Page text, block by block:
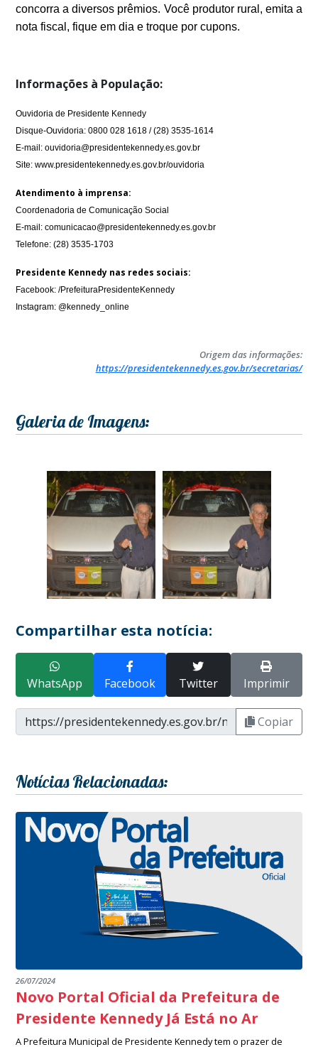
concorra a diversos prêmios. Você produtor rural, emita a
nota fiscal, fique em dia e troque por cupons.
Informações à População:
Ouvidoria de Presidente Kennedy
Disque-Ouvidoria: 0800 028 1618 / (28) 3535-1614
E-mail: ouvidoria@presidentekennedy.es.gov.br
Site: www.presidentekennedy.es.gov.br/ouvidoria
Atendimento à imprensa:
Coordenadoria de Comunicação Social
E-mail: comunicacao@presidentekennedy.es.gov.br
Telefone: (28) 3535-1703
Presidente Kennedy nas redes sociais:
Facebook: /PrefeituraPresidenteKennedy
Instagram: @kennedy_online
Origem das informações:
https://presidentekennedy.es.gov.br/secretarias/
Galeria de Imagens:
Compartilhar esta notícia:
WhatsApp Facebook Twitter Imprimir
Copiar
Notícias Relacionadas:
26/07/2024
Novo Portal Oficial da Prefeitura de
Presidente Kennedy Já Está no Ar
A Prefeitura Municipal de Presidente Kennedy tem o prazer de